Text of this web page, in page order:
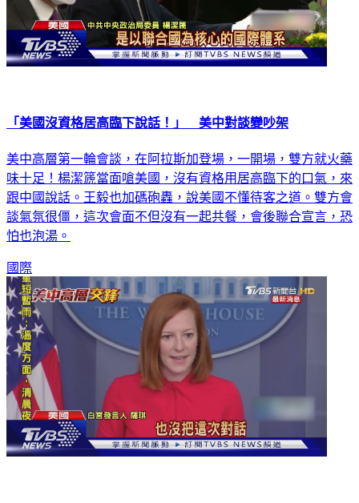
「美國沒資格居高臨下說話！」 美中對談變吵架
美中高層第一輪會談，在阿拉斯加登場，一開場，雙方就火藥
味十足！楊潔篪當面嗆美國，沒有資格用居高臨下的口氣，來
跟中國說話。王毅也加碼砲轟，說美國不懂待客之道。雙方會
談氣氛很僵，這次會面不但沒有一起共餐，會後聯合宣言，恐
怕也泡湯。
國際